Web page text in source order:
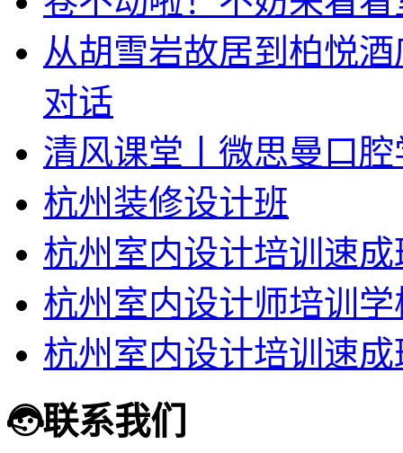
从胡雪岩故居到柏悦
对话
清风课堂丨微思曼口
杭州装修设计班
杭州室内设计培训速成
杭州室内设计师培训
杭州室内设计培训速成
联系我们